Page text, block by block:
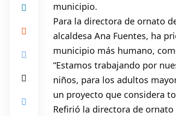
municipio.
Para la directora de ornato
alcaldesa Ana Fuentes, ha
municipio más humano,
“Estamos trabajando por
niños, para los adultos
un proyecto que considera
Refirió la directora de